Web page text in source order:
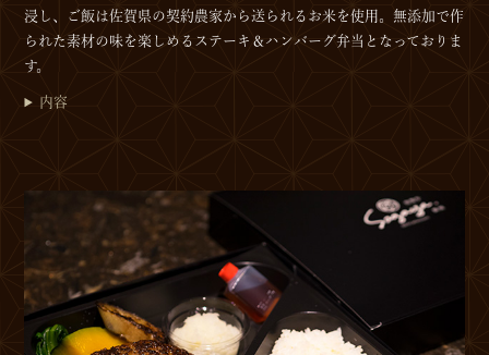
浸し、ご飯は佐賀県の契約農家から送られるお米を使用。無添加で作
られた素材の味を楽しめるステーキ＆ハンバーグ弁当となっておりま
す。
内容